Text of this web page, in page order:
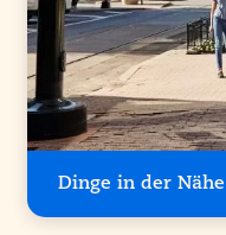
Dinge in der Nähe